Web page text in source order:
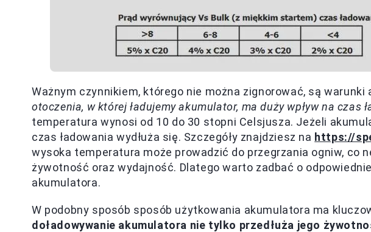
Ważnym czynnikiem, którego nie można zignorować, są
otoczenia, w której ładujemy akumulator, ma duży wpływ na czas
temperatura wynosi od 10 do 30 stopni Celsjusza. Jeżeli
czas ładowania wydłuża się. Szczegóły znajdziesz na https://
wysoka temperatura może prowadzić do przegrzania ogniw, co
żywotność oraz wydajność. Dlatego warto zadbać o
akumulatora.
W podobny sposób sposób użytkowania akumulatora ma
doładowywanie akumulatora nie tylko przedłuża jego